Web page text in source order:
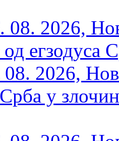
2026,
егзодуса
2026,
у